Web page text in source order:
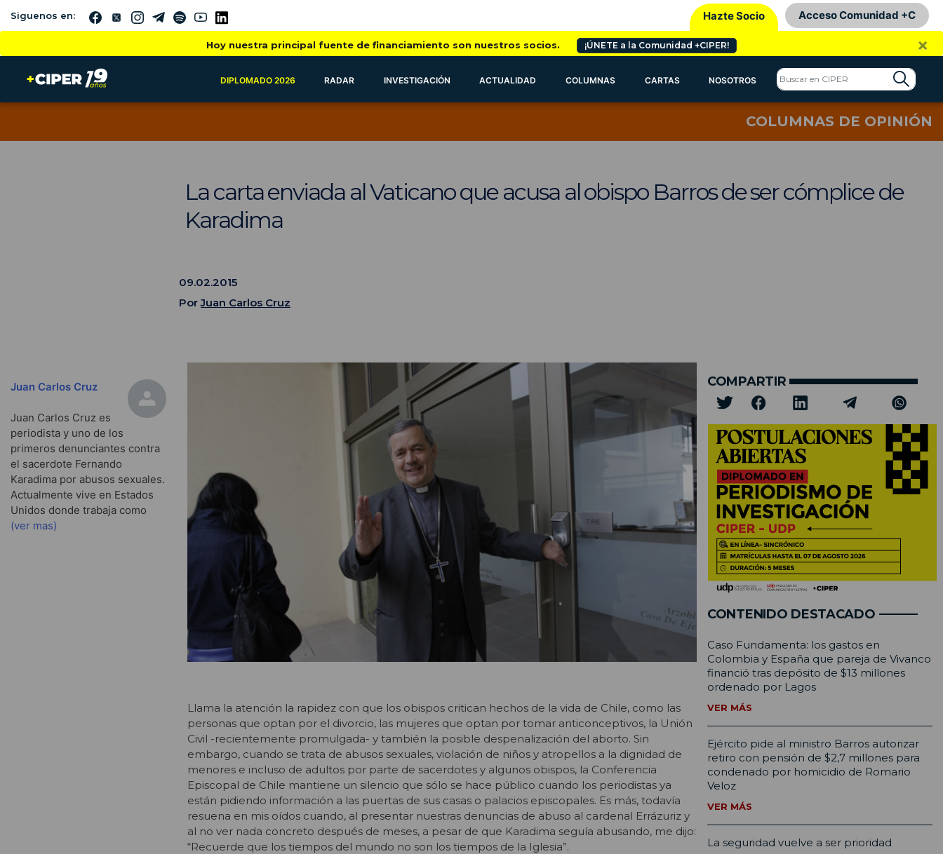
Siguenos en: Hazte Socio Acceso Comunidad +C
Hoy nuestra principal fuente de financiamiento son nuestros socios. ¡ÚNETE a la Comunidad +CIPER! ×
DIPLOMADO 2026 RADAR INVESTIGACIÓN ACTUALIDAD COLUMNAS CARTAS NOSOTROS
COLUMNAS DE OPINIÓN
La carta enviada al Vaticano que acusa al obispo Barros de ser cómplice de
Karadima
09.02.2015
PorJuan Carlos Cruz
Juan Carlos Cruz
Juan Carlos Cruz es
periodista y uno de los
primeros denunciantes contra
el sacerdote Fernando
Karadima por abusos sexuales.
Actualmente vive en Estados
Unidos donde trabaja como
(ver mas)
Llama la atención la rapidez con que los obispos critican hechos de la vida de Chile, como las
personas que optan por el divorcio, las mujeres que optan por tomar anticonceptivos, la Unión
Civil -recientemente promulgada- y también la posible despenalización del aborto. Sin
embargo, cuando se trata de abusos sexuales, violación de niños y atropellos a la dignidad de
menores e incluso de adultos por parte de sacerdotes y algunos obispos, la Conferencia
Episcopal de Chile mantiene un silencio que sólo se hace público cuando los periodistas ya
están pidiendo información a las puertas de sus casas o palacios episcopales. Es más, todavía
resuena en mis oídos cuando, al presentar nuestras denuncias de abuso al cardenal Errázuriz y
al no ver nada concreto después de meses, a pesar de que Karadima seguía abusando, me dijo:
“Recuerde que los tiempos del mundo no son los tiempos de la Iglesia”.
COMPARTIR
CONTENIDO DESTACADO
Caso Fundamenta: los gastos en
Colombia y España que pareja de Vivanco
financió tras depósito de $13 millones
ordenado por Lagos
VER MÁS
Ejército pide al ministro Barros autorizar
retiro con pensión de $2,7 millones para
condenado por homicidio de Romario
Veloz
VER MÁS
La seguridad vuelve a ser prioridad